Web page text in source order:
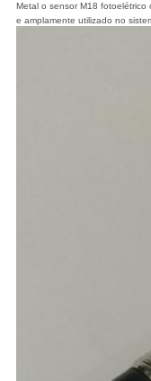
Metal o sensor M18
e amplamente utilizado no